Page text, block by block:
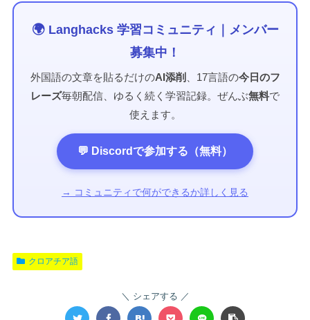
🌍 Langhacks 学習コミュニティ｜メンバー
募集中！
外国語の文章を貼るだけのAI添削 、17言語の今日のフ
レーズ毎朝配信、ゆるく続く学習記録。ぜんぶ無料で
使えます。
💬 Discordで参加する（無料）
→ コミュニティで何ができるか詳しく見る
クロアチア語
シェアする